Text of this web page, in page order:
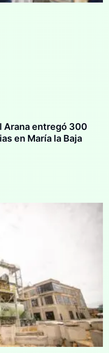
Arana entregó 300
en María la Baja